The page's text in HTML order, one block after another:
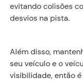
evitando colisões
desvios na pista.
Além disso,
seu veículo e o
visibilidade, então